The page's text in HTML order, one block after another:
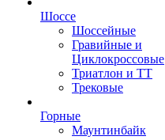
Шоссе
Шоссейные
Гравийные и
Циклокроссовые
Триатлон и ТТ
Трековые
Горные
Маунтинбайк